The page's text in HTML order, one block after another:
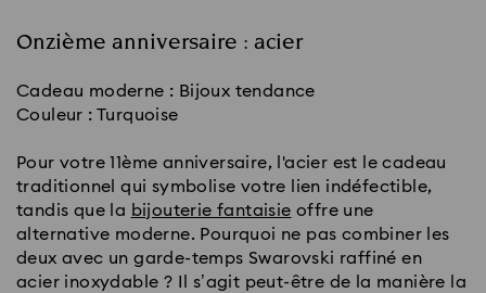
Onzième anniversaire : acier
Cadeau moderne : Bijoux tendance
Couleur : Turquoise
Pour votre 11ème anniversaire, l'acier est le cadeau
traditionnel qui symbolise votre lien indéfectible,
tandis que la bijouterie fantaisie offre une
alternative moderne. Pourquoi ne pas combiner les
deux avec un garde-temps Swarovski raffiné en
acier inoxydable ? Il s’agit peut-être de la manière la